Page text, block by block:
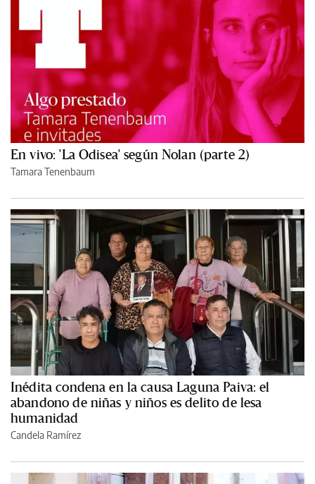
En vivo: 'La Odisea' según Nolan (parte 2)
Tamara Tenenbaum
Inédita condena en la causa Laguna Paiva: el
abandono de niñas y niños es delito de lesa
humanidad
Candela Ramírez